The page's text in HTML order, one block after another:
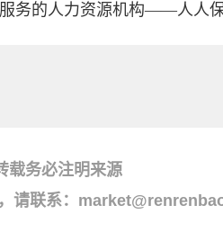
务的人力资源机构——人人保
载务必注明来源
请联系：